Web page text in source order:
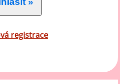
registrace